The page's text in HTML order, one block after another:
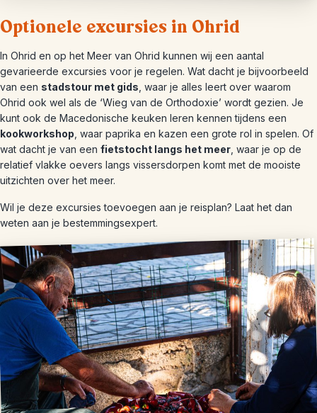
Optionele excursies in Ohrid
In Ohrid en op het Meer van Ohrid kunnen wij een aantal
gevarieerde excursies voor je regelen. Wat dacht je bijvoorbeeld
van een stadstour met gids, waar je alles leert over waarom
Ohrid ook wel als de ‘Wieg van de Orthodoxie’ wordt gezien. Je
kunt ook de Macedonische keuken leren kennen tijdens een
kookworkshop, waar paprika en kazen een grote rol in spelen. Of
wat dacht je van een fietstocht langs het meer, waar je op de
relatief vlakke oevers langs vissersdorpen komt met de mooiste
uitzichten over het meer.
Wil je deze excursies toevoegen aan je reisplan? Laat het dan
weten aan je bestemmingsexpert.